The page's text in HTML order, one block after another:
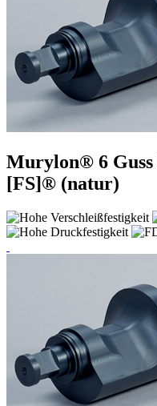
Murylon® 6 Guss
[FS]® (natur)